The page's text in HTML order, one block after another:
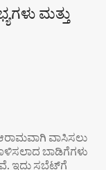
ಮತ್ತು
ವಾಸಿಸಲು
ಬಾಡಿಗೆಗಳು
ಇದು ಸಬ್ಲೆಟ್‌ಗೆ